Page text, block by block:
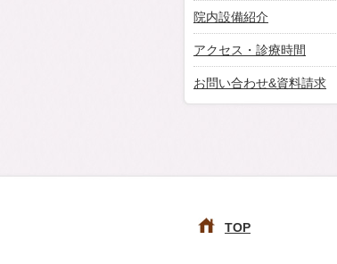
院内設備紹介
アクセス・診療時間
お問い合わせ&資料請求
TOP